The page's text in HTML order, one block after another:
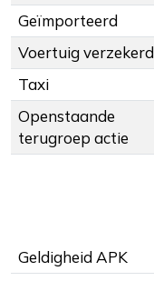
Geïmporteerd
Voertuig verzekerd
Taxi
Openstaande
terugroep actie
Geldigheid APK